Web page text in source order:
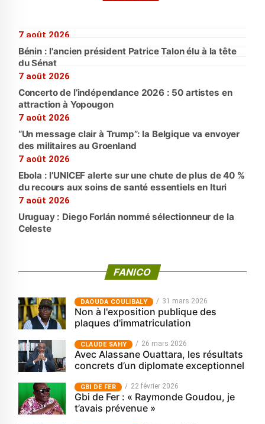
7 août 2026
Bénin : l'ancien président Patrice Talon élu à la tête
du Sénat
7 août 2026
Concerto de l’indépendance 2026 : 50 artistes en
attraction à Yopougon
7 août 2026
“Un message clair à Trump”: la Belgique va envoyer
des militaires au Groenland
7 août 2026
Ebola : l’UNICEF alerte sur une chute de plus de 40 %
du recours aux soins de santé essentiels en Ituri
7 août 2026
Uruguay : Diego Forlán nommé sélectionneur de la
Celeste
FANICO
‎DAOUDA COULIBALY 31 mars 2026
Non à l'exposition publique des
plaques d'immatriculation
CLAUDE SAHY 26 mars 2026
Avec Alassane Ouattara, les résultats
concrets d’un diplomate exceptionnel
GBI DE FER 22 février 2026
Gbi de Fer : « Raymonde Goudou, je
t’avais prévenue »